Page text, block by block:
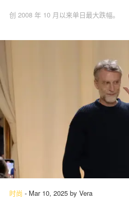
创 2008 年 10 月以来单日最大跌幅。
时尚 - Mar 10, 2025 by Vera